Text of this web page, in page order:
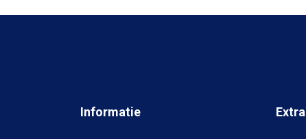
Informatie Extra